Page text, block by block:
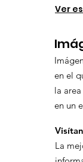
Ver
en el
la
en un
La